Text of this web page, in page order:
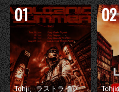
Tohji、ラストライブ
Tohji